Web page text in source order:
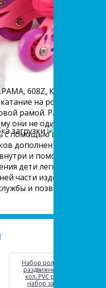
608Z, КОЛЕСА
на роликах
рамой. Размер
они не один сезон
с помощью шнуровки
дополнен жёстким
и помогает
дети легко смогут
части изделия.
и позволять
Набор роликов Фиксики
раздвижные пласт.рама
кол. PVC р 28-31 608Z +
набор зашиты+шлем